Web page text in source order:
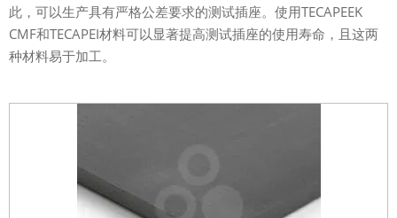
此，可以生产具有严格公差要求的测试插座。使用TECAPEEK
CMF和TECAPEI材料可以显著提高测试插座的使用寿命，且这两
种材料易于加工。